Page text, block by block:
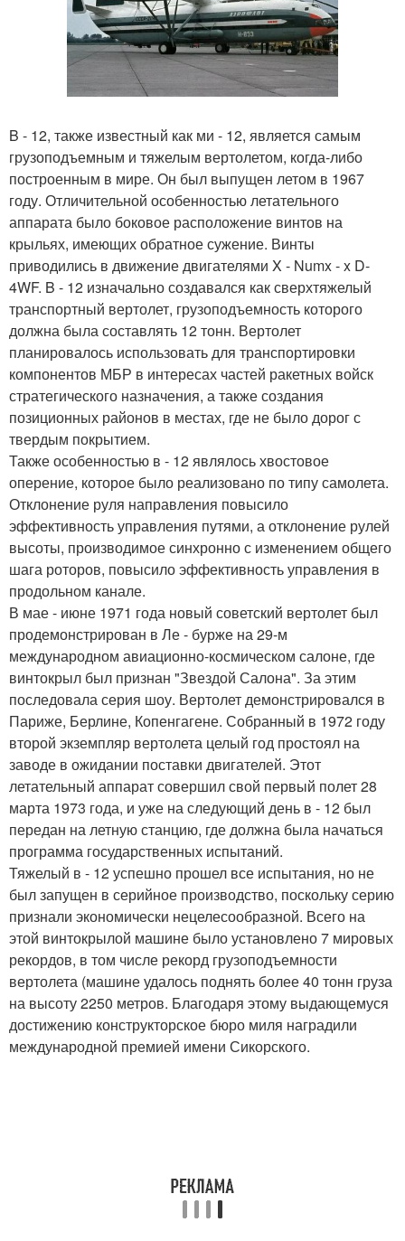
B - 12, также известный как ми - 12, является самым
грузоподъемным и тяжелым вертолетом, когда-либо
построенным в мире. Он был выпущен летом в 1967
году. Отличительной особенностью летательного
аппарата было боковое расположение винтов на
крыльях, имеющих обратное сужение. Винты
приводились в движение двигателями X - Numx - x D-
4WF. B - 12 изначально создавался как сверхтяжелый
транспортный вертолет, грузоподъемность которого
должна была составлять 12 тонн. Вертолет
планировалось использовать для транспортировки
компонентов МБР в интересах частей ракетных войск
стратегического назначения, а также создания
позиционных районов в местах, где не было дорог с
твердым покрытием.
Также особенностью в - 12 являлось хвостовое
оперение, которое было реализовано по типу самолета.
Отклонение руля направления повысило
эффективность управления путями, а отклонение рулей
высоты, производимое синхронно с изменением общего
шага роторов, повысило эффективность управления в
продольном канале.
В мае - июне 1971 года новый советский вертолет был
продемонстрирован в Ле - бурже на 29-м
международном авиационно-космическом салоне, где
винтокрыл был признан "Звездой Салона". За этим
последовала серия шоу. Вертолет демонстрировался в
Париже, Берлине, Копенгагене. Собранный в 1972 году
второй экземпляр вертолета целый год простоял на
заводе в ожидании поставки двигателей. Этот
летательный аппарат совершил свой первый полет 28
марта 1973 года, и уже на следующий день в - 12 был
передан на летную станцию, где должна была начаться
программа государственных испытаний.
Тяжелый в - 12 успешно прошел все испытания, но не
был запущен в серийное производство, поскольку серию
признали экономически нецелесообразной. Всего на
этой винтокрылой машине было установлено 7 мировых
рекордов, в том числе рекорд грузоподъемности
вертолета (машине удалось поднять более 40 тонн груза
на высоту 2250 метров. Благодаря этому выдающемуся
достижению конструкторское бюро миля наградили
международной премией имени Сикорского.